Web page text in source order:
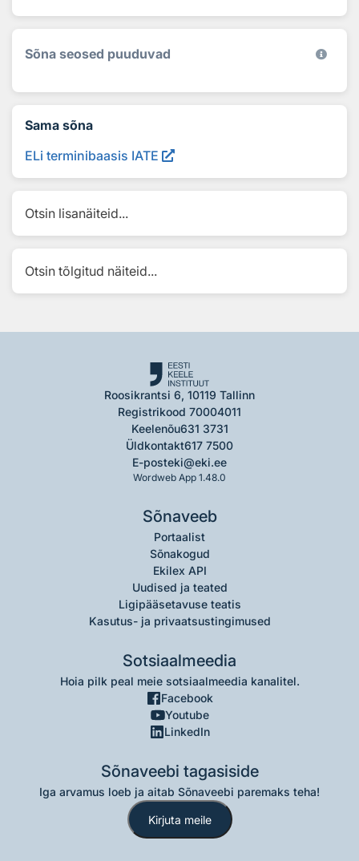
Sõna seosed puuduvad
Sama sõna
ELi terminibaasis IATE
Otsin lisanäiteid...
Otsin tõlgitud näiteid...
Roosikrantsi 6, 10119 Tallinn
Registrikood 70004011
Keelenõu631 3731
Üldkontakt617 7500
E-posteki@eki.ee
Wordweb App 1.48.0
Sõnaveeb
Portaalist
Sõnakogud
Ekilex API
Uudised ja teated
Ligipääsetavuse teatis
Kasutus- ja privaatsustingimused
Sotsiaalmeedia
Hoia pilk peal meie sotsiaalmeedia kanalitel.
Facebook
Youtube
LinkedIn
Sõnaveebi tagasiside
Iga arvamus loeb ja aitab Sõnaveebi paremaks teha!
Kirjuta meile